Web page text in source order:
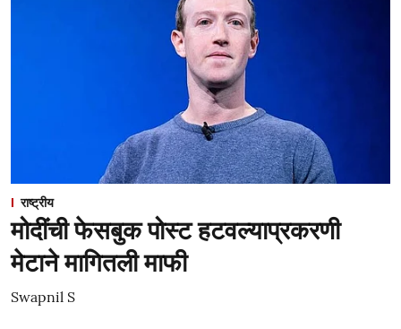
राष्ट्रीय
मोदींची फेसबुक पोस्ट हटवल्याप्रकरणी
मेटाने मागितली माफी
Swapnil S